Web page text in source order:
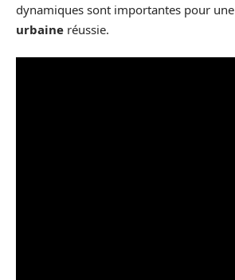
dynamiques sont importantes pour une
urbaine réussie.